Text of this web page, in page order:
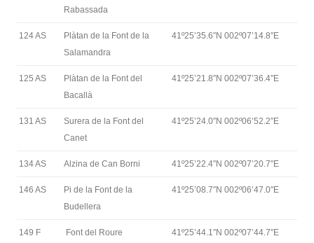
Rabassada
124 AS
Plàtan de la Font de la
Salamandra
41º25’35.6″N 002º07’14.8″E
125 AS
Plàtan de la Font del
Bacallà
41º25’21.8″N 002º07’36.4″E
131 AS
Surera de la Font del
Canet
41º25’24.0″N 002º06’52.2″E
134 AS Alzina de Can Borni 41º25’22.4″N 002º07’20.7″E
146 AS
Pi de la Font de la
Budellera
41º25’08.7″N 002º06’47.0″E
149 F Font del Roure 41º25’44.1″N 002º07’44.7″E